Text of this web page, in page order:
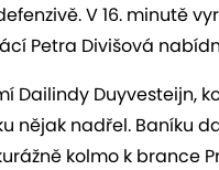
V 16. minutě
Petra Divišová
Dailindy Duyvesteijn,
nějak nadřel. Baníku
kolmo k brance